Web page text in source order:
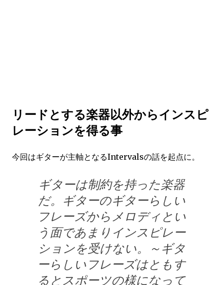
リードとする楽器以外からインスピ
レーションを得る事
今回はギターが主軸となるIntervalsの話を起点に。
ギターは制約を持った楽器
だ。ギターのギターらしい
フレーズからメロディとい
う面であまりインスピレー
ションを受けない。～ギタ
ーらしいフレーズはともす
るとスポーツの様になって